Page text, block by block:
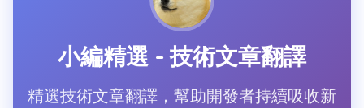
小編精選 - 技術文章翻譯
精選技術文章翻譯，幫助開發者持續吸收新